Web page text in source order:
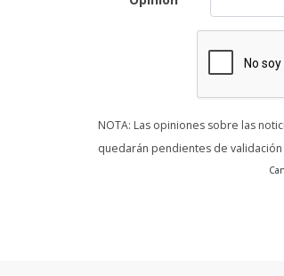
NOTA: Las opiniones sobre las
quedarán pendientes de